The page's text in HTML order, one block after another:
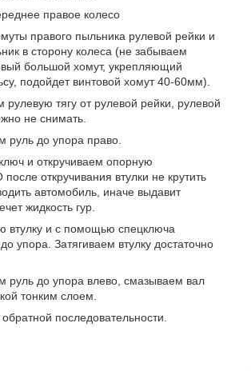
правое колесо
правого пыльника рулевой рейки и
в сторону колеса (не забываем
большой хомут, укрепляющий
подойдет винтовой хомут 40-60мм).
рулевую тягу от рулевой рейки, рулевой
не снимать.
руль до упора право.
и откручиваем опорную
откручивания втулки не крутить
автомобиль, иначе выдавит
жидкость гур.
втулку и с помощью спецключа
упора. Затягиваем втулку достаточно
руль до упора влево, смазываем вал
тонким слоем.
последовательности.